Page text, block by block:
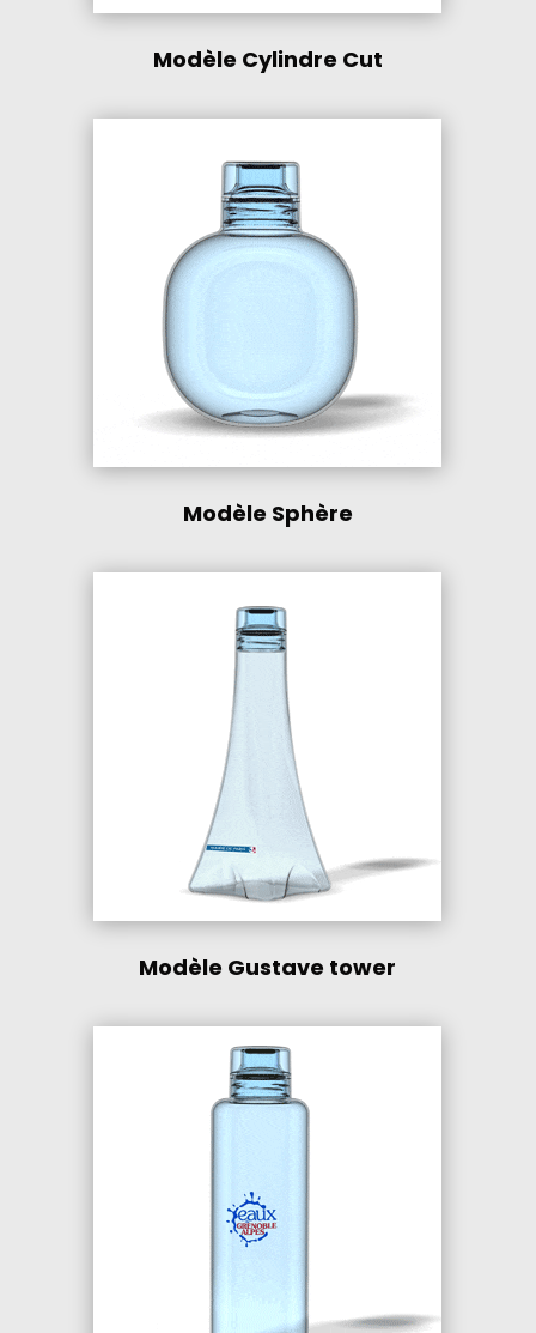
Modèle Cylindre Cut
Modèle Sphère
Modèle Gustave tower